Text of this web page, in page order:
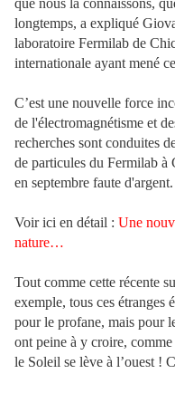
que nous la connaissons,
longtemps, a expliqué
laboratoire Fermilab de
internationale ayant mené
C’est une nouvelle force
de l'électromagnétisme et
recherches sont conduites
de particules du Fermilab à
en septembre faute d'argent.
Voir ici en détail : Une
nature…
Tout comme cette récente
exemple, tous ces étranges
pour le profane, mais pour
ont peine à y croire,
le Soleil se lève à l’ouest !